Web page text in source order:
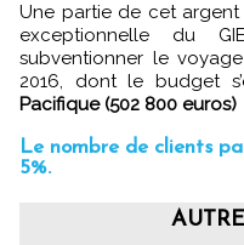
Une partie de cet
exceptionnelle du
subventionner le
2016, dont le budget
Pacifique (502 800 euros)
Le nombre de clients
5%.